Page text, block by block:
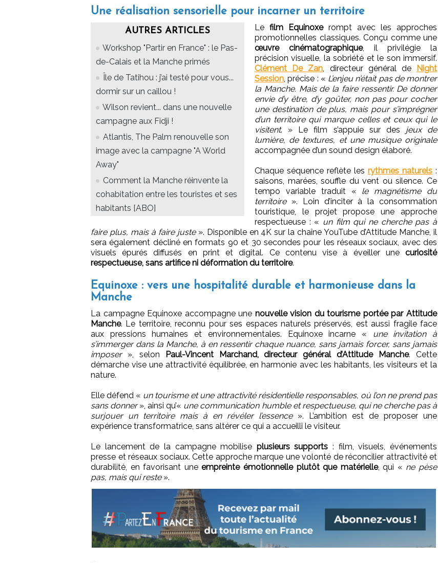
Une réalisation sensorielle pour incarner un territoire
AUTRES ARTICLES
Workshop "Partir en France" : le Pas-
de-Calais et la Manche primés
Île de Tatihou : j’ai testé pour vous...
dormir sur un caillou !
Wilson revient... dans une nouvelle
campagne aux Fidji !
Atlantis, The Palm renouvelle son
image avec la campagne "A World
Away"
Comment la Manche réinvente la
cohabitation entre les touristes et ses
habitants [ABO]
Le film Equinoxerompt avec les approches
promotionnelles classiques. Conçu comme une
œuvre cinématographique, il privilégie la
précision visuelle, la sobriété et le son immersif.
Clément De Zan , directeur général de
Night
Session , précise : « L’enjeu n’était pas de montrer
la Manche. Mais de la faire ressentir. De donner
envie d’y être, d’y goûter, non pas pour cocher
une destination de plus, mais pour s’imprégner
d’un territoire qui marque celles et ceux qui le
visitent. » Le film s’appuie sur des jeux de
lumière, de textures, et une musique originale
accompagnée d’un sound design élaboré.
Chaque séquence reflète les rythmes naturels :
saisons, marées, souffle du vent ou silence. Ce
tempo variable traduit « le magnétisme du
territoire». Loin d’inciter à la consommation
touristique, le projet propose une approche
respectueuse : « un film qui ne cherche pas à
faire plus, mais à faire juste». Disponible en 4K sur la chaîne YouTube d’Attitude Manche, il
sera également décliné en formats 90 et 30 secondes pour les réseaux sociaux, avec des
visuels épurés diffusés en print et digital. Ce contenu vise à éveiller une curiosité
respectueuse, sans artifice ni déformation du territoire.
Equinoxe : vers une hospitalité durable et harmonieuse dans la
Manche
La campagne Equinoxe accompagne une nouvelle vision du tourisme portée par Attitude
Manche. Le territoire, reconnu pour ses espaces naturels préservés, est aussi fragile face
aux pressions humaines et environnementales. Equinoxe incarne « une invitation à
s’immerger dans la Manche, à en ressentir chaque nuance, sans jamais forcer, sans jamais
imposer», selon Paul-Vincent Marchand, directeur général d’Attitude Manche. Cette
démarche vise une attractivité équilibrée, en harmonie avec les habitants, les visiteurs et la
nature.
Elle défend « un tourisme et une attractivité résidentielle responsables, où l’on ne prend pas
sans donner», ainsi qu’« une communication humble et respectueuse, qui ne cherche pas à
surjouer un territoire mais à en révéler l’essence». L’ambition est de proposer une
expérience transformatrice, sans altérer ce qui a accueilli le visiteur.
Le lancement de la campagne mobilise plusieurs supports : film, visuels, événements
presse et réseaux sociaux. Cette approche marque une volonté de réconcilier attractivité et
durabilité, en favorisant uneempreinte émotionnelle plutôt que matérielle, qui « ne pèse
pas, mais qui reste».